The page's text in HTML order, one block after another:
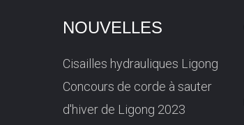
NOUVELLES
Cisailles hydrauliques Ligong
Concours de corde à sauter
d'hiver de Ligong 2023